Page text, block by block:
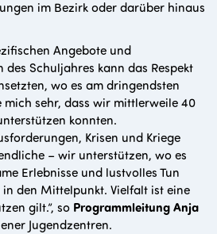
im Bezirk oder darüber hinaus
Angebote und
Schuljahres kann das Respekt
wo es am dringendsten
sehr, dass wir mittlerweile 40
konnten.
Krisen und Kriege
– wir unterstützen, wo es
Erlebnisse und lustvolles Tun
den Mittelpunkt. Vielfalt ist eine
gilt.”, so Programmleitung Anja
Jugendzentren.